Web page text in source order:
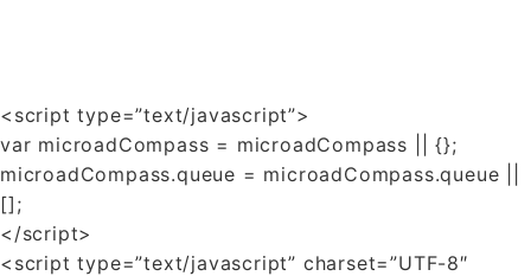
<script type=”text/javascript”>
var microadCompass = microadCompass || {};
microadCompass.queue = microadCompass.queue ||
[];
</script>
<script type=”text/javascript” charset=”UTF-8″